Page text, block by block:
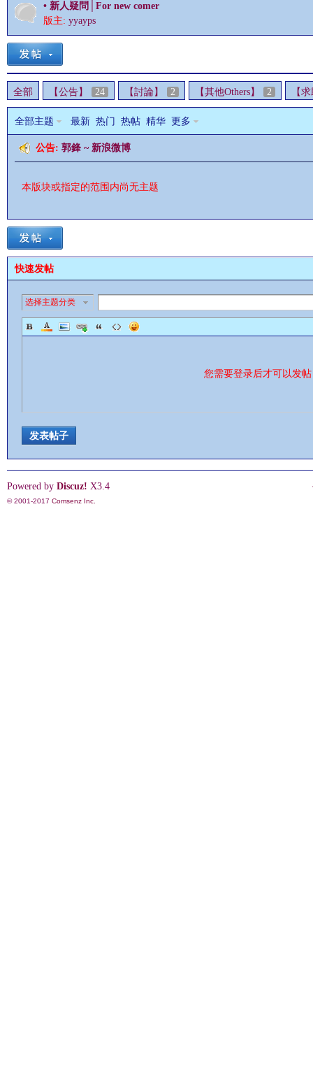
珊
• 新人疑問│For new comer
版主: yyayps
全部 【公告】 24 【討論】 2 【其他Others】 2 【
全部主题 最新 热门 热帖 精华 更多
公告: 郭鋒 ~ 新浪微博
本版块或指定的范围内尚无主题
快速发帖
选择主题分类
您需要登录后才可以发
发表帖子
Powered by Discuz! X3.4
© 2001-2017 Comsenz Inc.